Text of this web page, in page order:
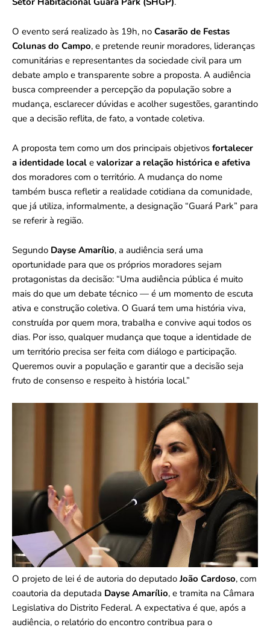
O evento será realizado às 19h, no Casarão de Festas
Colunas do Campo, e pretende reunir moradores, lideranças
comunitárias e representantes da sociedade civil para um
debate amplo e transparente sobre a proposta. A audiência
busca compreender a percepção da população sobre a
mudança, esclarecer dúvidas e acolher sugestões, garantindo
que a decisão reflita, de fato, a vontade coletiva.
A proposta tem como um dos principais objetivos fortalecer
a identidade local e valorizar a relação histórica e afetiva
dos moradores com o território. A mudança do nome
também busca refletir a realidade cotidiana da comunidade,
que já utiliza, informalmente, a designação “Guará Park” para
se referir à região.
Segundo Dayse Amarílio, a audiência será uma
oportunidade para que os próprios moradores sejam
protagonistas da decisão: “Uma audiência pública é muito
mais do que um debate técnico — é um momento de escuta
ativa e construção coletiva. O Guará tem uma história viva,
construída por quem mora, trabalha e convive aqui todos os
dias. Por isso, qualquer mudança que toque a identidade de
um território precisa ser feita com diálogo e participação.
Queremos ouvir a população e garantir que a decisão seja
fruto de consenso e respeito à história local.”
O projeto de lei é de autoria do deputadoJoão Cardoso, com
coautoria da deputada Dayse Amarílio, e tramita na Câmara
Legislativa do Distrito Federal. A expectativa é que, após a
audiência, o relatório do encontro contribua para o